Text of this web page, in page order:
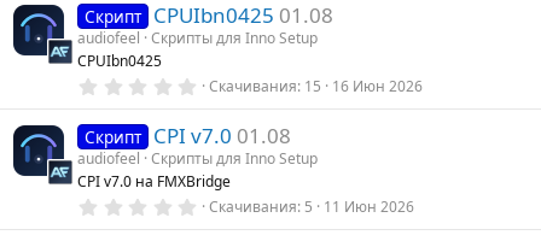
0
з
в
з
Скрипт CPUIbn0425 01.08
audiofeel Скрипты для Inno Setup
CPUIbn0425
0
0
з
в
ё
з
Скачивания 15 16 Июн 2026
Скрипт CPI v7.0 01.08
audiofeel Скрипты для Inno Setup
CPI v7.0 на FMXBridge
0Скачивания 5 11 Июн 2026